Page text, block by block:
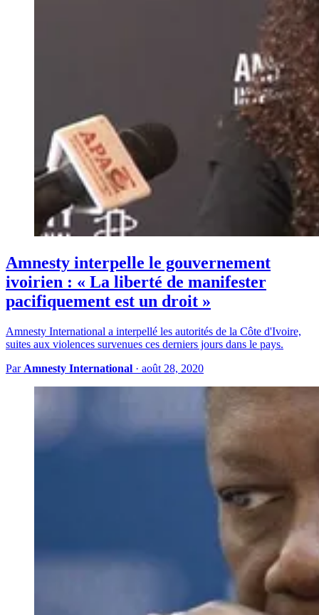
Amnesty interpelle le gouvernement
ivoirien : « La liberté de manifester
pacifiquement est un droit »
Amnesty International a interpellé les autorités de la Côte d'Ivoire,
suites aux violences survenues ces derniers jours dans le pays.
Par Amnesty International · août 28, 2020